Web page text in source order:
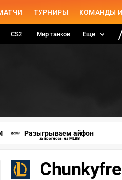
ТУРНИРЫ КОМАНДЫ
CS2 Мир танков Еще
Разыгрываем айфон
за прогнозы на MLBB